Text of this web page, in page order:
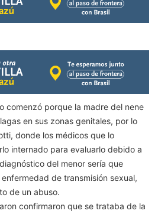
comenzó porque la madre del nene
en sus zonas genitales, por lo
donde los médicos que lo
internado para evaluarlo debido a
del menor sería que
de transmisión sexual,
de un abuso.
confirmaron que se trataba de la